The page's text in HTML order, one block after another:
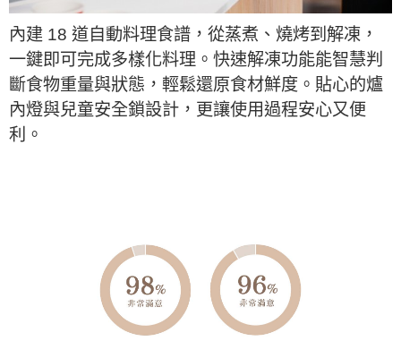
內建 18 道自動料理食譜，從蒸煮、燒烤到解凍，
一鍵即可完成多樣化料理。快速解凍功能能智慧判
斷食物重量與狀態，輕鬆還原食材鮮度。貼心的爐
內燈與兒童安全鎖設計，更讓使用過程安心又便
利。